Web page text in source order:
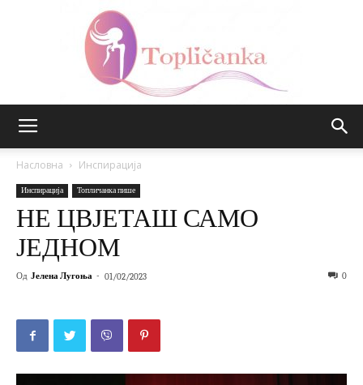
Насловна Инспирација
Инспирација Топличанка пише
НЕ ЦВЈЕТАШ САМО
ЈЕДНОМ
Од Јелена Лугоња - 01/02/2023 0